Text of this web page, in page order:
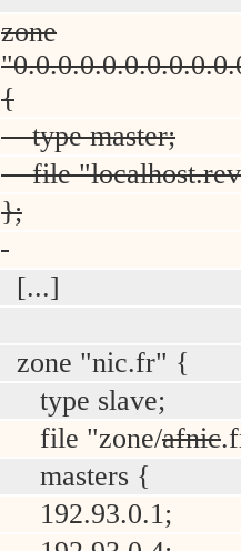
zone
{
type master;
file
};
[...]
zone "nic.fr" {
type slave;
file "zone/afnic
masters {
192.93.0.1;